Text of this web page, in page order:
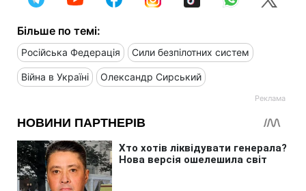
Більше по темі:
Російська Федерація Сили безпілотних систем
Війна в Україні Олександр Сирський